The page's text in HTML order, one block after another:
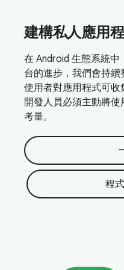
建構私人應用
在 Android 生態系統
台的進步，我們會持
使用者對應用程式可
開發人員必須主動將
考量。
程